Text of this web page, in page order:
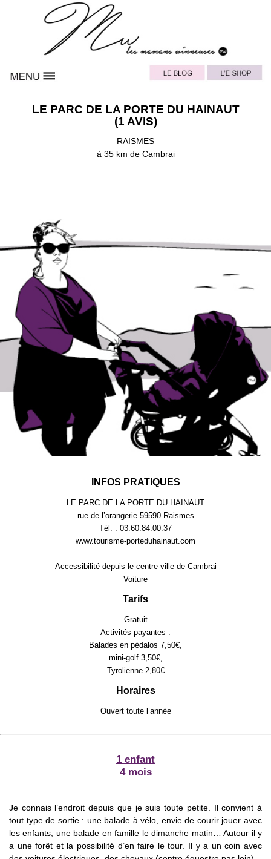
LE PARC DE LA PORTE DU HAINAUT
(1 AVIS)
RAISMES
à 35 km de Cambrai
INFOS PRATIQUES
LE PARC DE LA PORTE DU HAINAUT
rue de l’orangerie 59590 Raismes
Tél. : 03.60.84.00.37
www.tourisme-porteduhainaut.com
Accessibilité depuis le centre-ville de Cambrai
Voiture
Tarifs
Gratuit
Activités payantes :
Balades en pédalos 7,50€,
mini-golf 3,50€,
Tyrolienne 2,80€
Horaires
Ouvert toute l’année
1 enfant
4 mois
Je connais l’endroit depuis que je suis toute petite. Il convient à
tout type de sortie : une balade à vélo, envie de courir jouer avec
les enfants, une balade en famille le dimanche matin… Autour il y
a une forêt et la possibilité d’en faire le tour. Il y a un coin avec